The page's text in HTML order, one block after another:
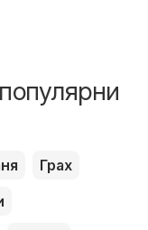
Грах